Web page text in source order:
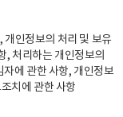
개인정보의 처리 및 보유
, 처리하는 개인정보의
에 관한 사항, 개인정보
치에 관한 사항